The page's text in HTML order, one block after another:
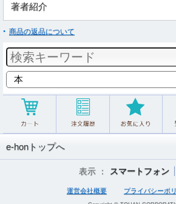
著者紹介
商品の返品について
e-honトップへ
表示 ： スマートフォン
運営会社概要 プライバシーポ